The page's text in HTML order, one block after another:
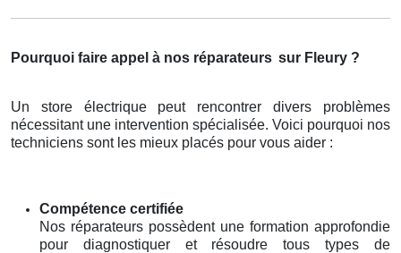
Pourquoi faire appel à nos réparateurs sur Fleury ?
Un store électrique peut rencontrer divers problèmes
nécessitant une intervention spécialisée. Voici pourquoi nos
techniciens sont les mieux placés pour vous aider :
Compétence certifiée
Nos réparateurs possèdent une formation approfondie
pour diagnostiquer et résoudre tous types de